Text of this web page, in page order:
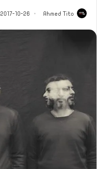
Ahmed Tito
2017-10-26